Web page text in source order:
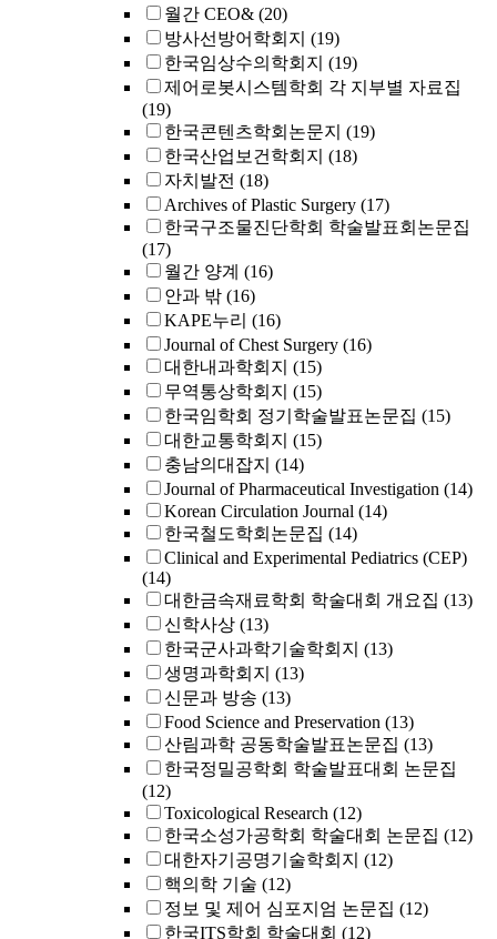
월간 CEO& (20)
방사선방어학회지 (19)
한국임상수의학회지 (19)
제어로봇시스템학회 각 지부별 자료집
(19)
한국콘텐츠학회논문지 (19)
한국산업보건학회지 (18)
자치발전 (18)
Archives of Plastic Surgery (17)
한국구조물진단학회 학술발표회논문집
(17)
월간 양계 (16)
안과 밖 (16)
KAPE누리 (16)
Journal of Chest Surgery (16)
대한내과학회지 (15)
무역통상학회지 (15)
한국임학회 정기학술발표논문집 (15)
대한교통학회지 (15)
충남의대잡지 (14)
Journal of Pharmaceutical Investigation (14)
Korean Circulation Journal (14)
한국철도학회논문집 (14)
Clinical and Experimental Pediatrics (CEP)
(14)
대한금속재료학회 학술대회 개요집 (13)
신학사상 (13)
한국군사과학기술학회지 (13)
생명과학회지 (13)
신문과 방송 (13)
Food Science and Preservation (13)
산림과학 공동학술발표논문집 (13)
한국정밀공학회 학술발표대회 논문집
(12)
Toxicological Research (12)
한국소성가공학회 학술대회 논문집 (12)
대한자기공명기술학회지 (12)
핵의학 기술 (12)
정보 및 제어 심포지엄 논문집 (12)
한국ITS학회 학술대회 (12)